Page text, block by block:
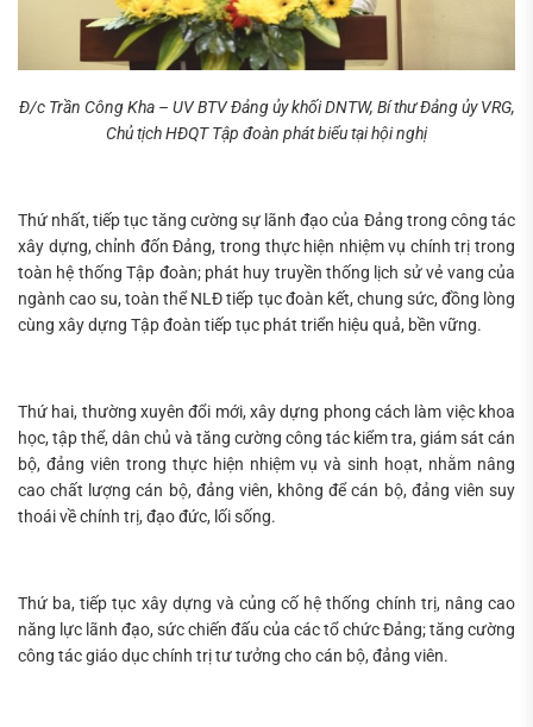
Đ/c Trần Công Kha – UV BTV Đảng ủy khối DNTW, Bí thư Đảng ủy VRG,
Chủ tịch HĐQT Tập đoàn phát biểu tại hội nghị
Thứ nhất, tiếp tục tăng cường sự lãnh đạo của Đảng trong công tác
xây dựng, chỉnh đốn Đảng, trong thực hiện nhiệm vụ chính trị trong
toàn hệ thống Tập đoàn; phát huy truyền thống lịch sử vẻ vang của
ngành cao su, toàn thể NLĐ tiếp tục đoàn kết, chung sức, đồng lòng
cùng xây dựng Tập đoàn tiếp tục phát triển hiệu quả, bền vững.
Thứ hai, thường xuyên đổi mới, xây dựng phong cách làm việc khoa
học, tập thể, dân chủ và tăng cường công tác kiểm tra, giám sát cán
bộ, đảng viên trong thực hiện nhiệm vụ và sinh hoạt, nhằm nâng
cao chất lượng cán bộ, đảng viên, không để cán bộ, đảng viên suy
thoái về chính trị, đạo đức, lối sống.
Thứ ba, tiếp tục xây dựng và củng cố hệ thống chính trị, nâng cao
năng lực lãnh đạo, sức chiến đấu của các tổ chức Đảng; tăng cường
công tác giáo dục chính trị tư tưởng cho cán bộ, đảng viên.